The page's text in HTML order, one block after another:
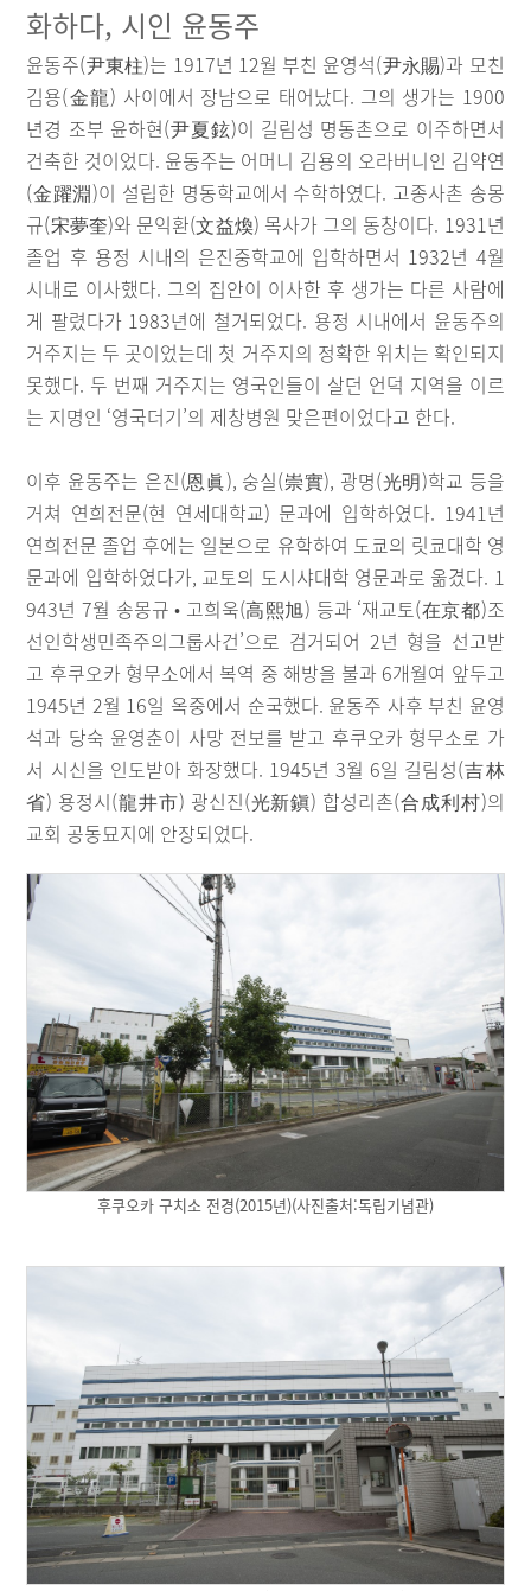
화하다, 시인 윤동주
윤동주(尹東柱)는 1917년 12월 부친 윤영석(尹永賜)과 모친
김용(金龍) 사이에서 장남으로 태어났다. 그의 생가는 1900
년경 조부 윤하현(尹夏鉉)이 길림성 명동촌으로 이주하면서
건축한 것이었다. 윤동주는 어머니 김용의 오라버니인 김약연
(金躍淵)이 설립한 명동학교에서 수학하였다. 고종사촌 송몽
규(宋夢奎)와 문익환(文益煥) 목사가 그의 동창이다. 1931년
졸업 후 용정 시내의 은진중학교에 입학하면서 1932년 4월
시내로 이사했다. 그의 집안이 이사한 후 생가는 다른 사람에
게 팔렸다가 1983년에 철거되었다. 용정 시내에서 윤동주의
거주지는 두 곳이었는데 첫 거주지의 정확한 위치는 확인되지
못했다. 두 번째 거주지는 영국인들이 살던 언덕 지역을 이르
는 지명인 ‘영국더기’의 제창병원 맞은편이었다고 한다.
이후 윤동주는 은진(恩眞), 숭실(崇實), 광명(光明)학교 등을
거쳐 연희전문(현 연세대학교) 문과에 입학하였다. 1941년
연희전문 졸업 후에는 일본으로 유학하여 도쿄의 릿쿄대학 영
문과에 입학하였다가, 교토의 도시샤대학 영문과로 옮겼다. 1
943년 7월 송몽규 • 고희욱(高熙旭) 등과 ‘재교토(在京都)조
선인학생민족주의그룹사건’으로 검거되어 2년 형을 선고받
고 후쿠오카 형무소에서 복역 중 해방을 불과 6개월여 앞두고
1945년 2월 16일 옥중에서 순국했다. 윤동주 사후 부친 윤영
석과 당숙 윤영춘이 사망 전보를 받고 후쿠오카 형무소로 가
서 시신을 인도받아 화장했다. 1945년 3월 6일 길림성(吉林
省) 용정시(龍井市) 광신진(光新鎭) 합성리촌(合成利村)의
교회 공동묘지에 안장되었다.
후쿠오카 구치소 전경(2015년)(사진출처:독립기념관)